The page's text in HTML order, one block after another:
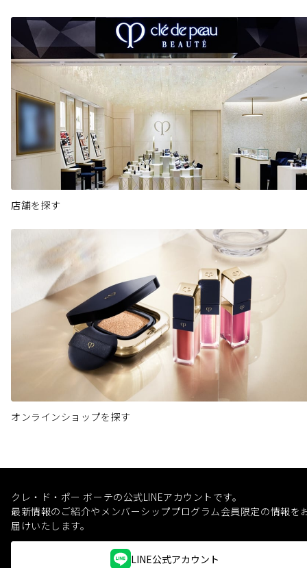
店舗を探す
オンラインショップを探す
クレ・ド・ポー ボーテの公式LINEアカウントです。
最新情報のご紹介やメンバーシッププログラム会員限定の情報を
届けいたします。
LINE公式アカウント